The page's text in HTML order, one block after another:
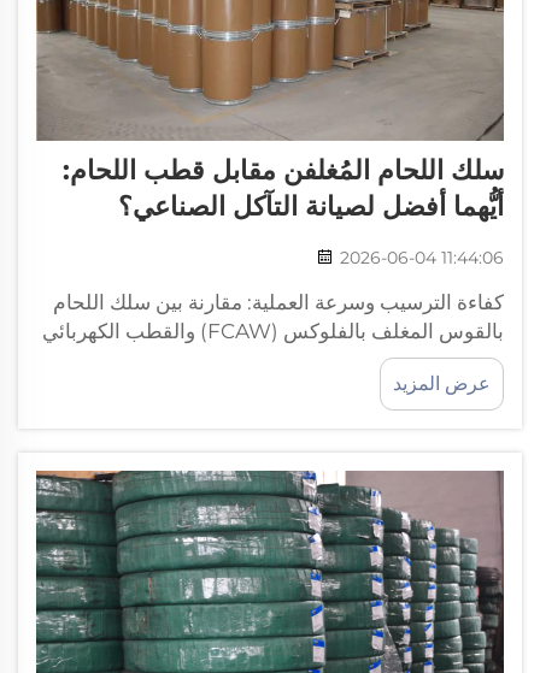
سلك اللحام المُغلفن مقابل قطب اللحام:
أيُّهما أفضل لصيانة التآكل الصناعي؟
2026-06-04 11:44:06
كفاءة الترسيب وسرعة العملية: مقارنة بين سلك اللحام
بالقوس المغلف بالفلوكس (FCAW) والقطب الكهربائي
الترسيب وزمن تشغيل القوس. عند الاختيار بين طرق
التغطية الواقية، تُعَد كفاءة الترسيب وسرعة العملية
(FCAW)...
عرض المزيد